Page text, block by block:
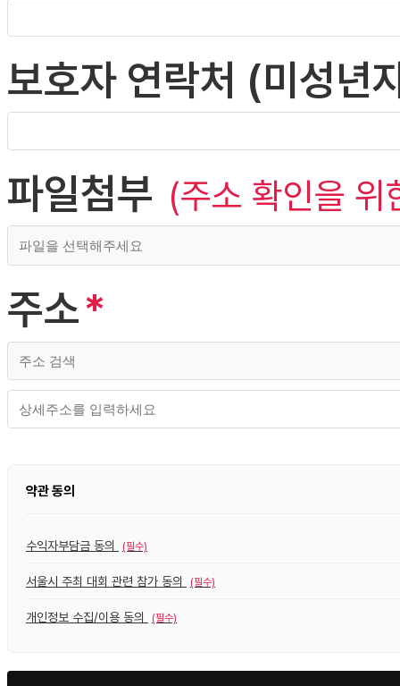
보호자 연락처 (미성년
파일첨부 (주소 확인을
주소
약관 동의
수익자부담금 동의 (필수)
서울시 주최 대회 관련 참가 동의 (필수)
개인정보 수집/이용 동의 (필수)